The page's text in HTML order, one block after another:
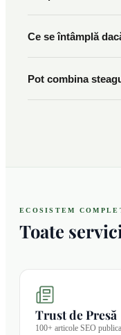
Ce se întâmplă
Pot combina
ECOSISTEM
Toate
Trust de Presă
100+ articole SEO